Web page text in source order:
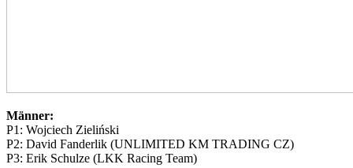
Männer:
P1: Wojciech Zieliński
P2: David Fanderlik (UNLIMITED KM TRADING CZ)
P3: Erik Schulze (LKK Racing Team)